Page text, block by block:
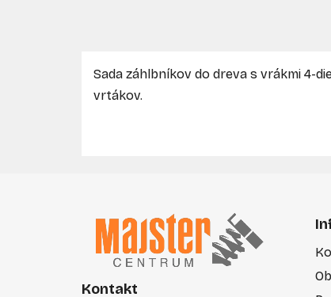
Sada záhlbníkov do dreva s vrákmi 4-
vrtákov.
Kontakt